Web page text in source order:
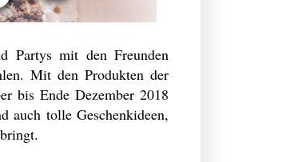
Partys mit den Freunden
Mit den Produkten der
bis Ende Dezember 2018
auch tolle Geschenkideen,